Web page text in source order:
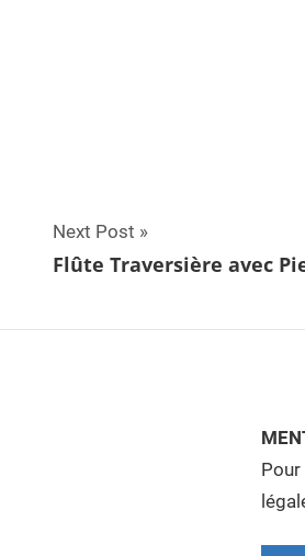
Next Post
Flûte Traversière avec